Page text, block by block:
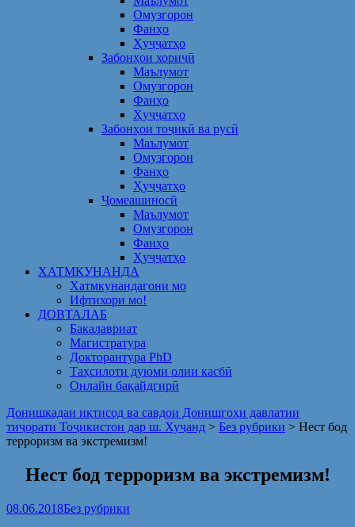
Омузгорон
Фанҳо
Ҳуҷҷатҳо
Забонҳои хориҷӣ
Маълумот
Омузгорон
Фанҳо
Ҳуҷҷатҳо
Забонҳои тоҷикӣ ва русӣ
Маълумот
Омузгорон
Фанҳо
Ҳуҷҷатҳо
Ҷомеашиносӣ
Маълумот
Омузгорон
Фанҳо
Ҳуҷҷатҳо
ХАТМКУНАНДА
Хатмкунандагони мо
Ифтихори мо!
ДОВТАЛАБ
Бакалавриат
Магистратура
Докторантура PhD
Таҳсилоти дуюми олии касбӣ
Онлайн бақайдгирӣ
Донишкадаи иқтисод ва савдои Донишгоҳи давлатии
тиҷорати Тоҷикистон дар ш. Хуҷанд > Без рубрики > Нест бод
терроризм ва экстремизм!
Нест бод терроризм ва экстремизм!
08.06.2018Без рубрики